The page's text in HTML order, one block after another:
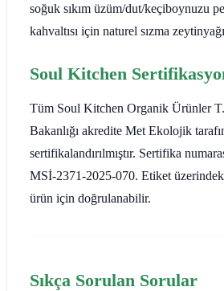
soğuk sıkım üzüm/dut/keçiboynuzu
kahvaltısı için naturel sızma
Soul Kitchen
Tüm Soul Kitchen Organik Ürünler
Bakanlığı akredite Met Ekolojik
sertifikalandırılmıştır. Sertifika
MSİ-2371-2025-070. Etiket
ürün için doğrulanabilir.
Sıkça Sorulan Sorular